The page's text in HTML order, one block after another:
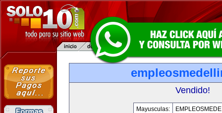
Vendido!
Mayusculas: